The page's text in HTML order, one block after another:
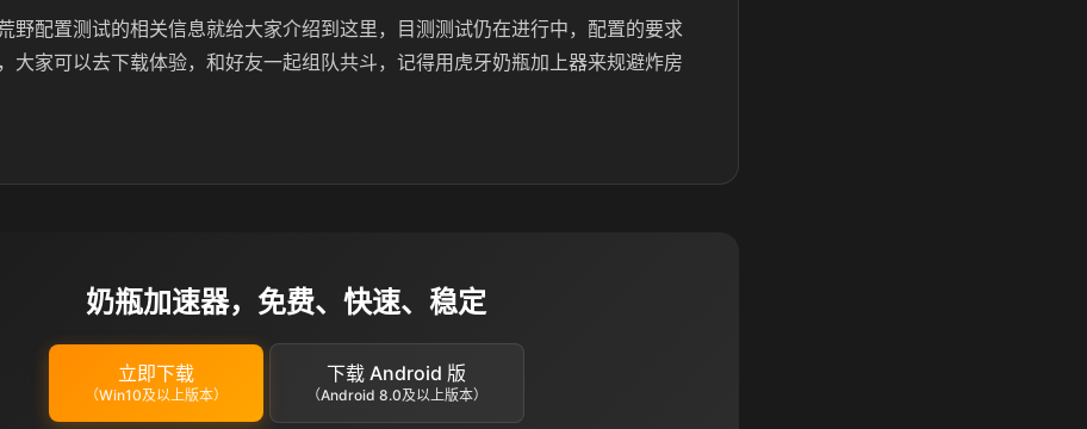
野配置测试的相关信息就给大家介绍到这里，目测测试仍在进行中，配置的要求
大家可以去下载体验，和好友一起组队共斗，记得用虎牙奶瓶加上器来规避炸房
奶瓶加速器，免费、快速、稳定
立即下载
（Win10及以上版本）
下载 Android 版
（Android 8.0及以上版本）